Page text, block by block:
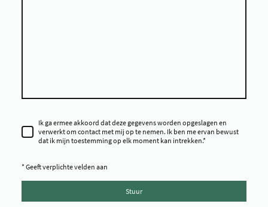
Ik ga ermee akkoord dat deze gegevens worden opgeslagen en
verwerkt om contact met mij op te nemen. Ik ben me ervan bewust
dat ik mijn toestemming op elk moment kan intrekken.*
* Geeft verplichte velden aan
Stuur